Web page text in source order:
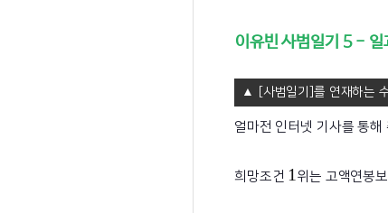
이유빈 사범일기 5 - 일
[사범일기]를 연재하는
얼마전 인터넷 기사를 통해
희망조건 1 위는 고액연봉